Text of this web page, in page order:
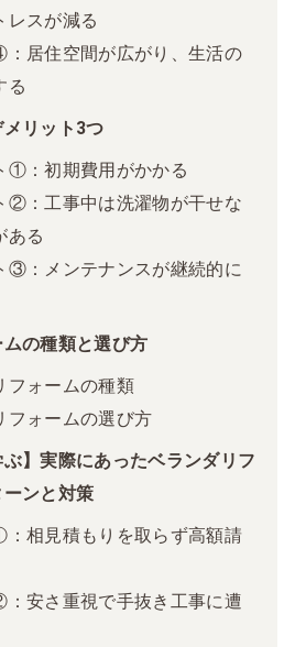
レスが減る
居住空間が広がり、生活の
る
リット3つ
①：初期費用がかかる
②：工事中は洗濯物が干せな
ある
③：メンテナンスが継続的に
の種類と選び方
フォームの種類
フォームの選び方
ぶ】実際にあったベランダリフ
ンと対策
相見積もりを取らず高額請
安さ重視で手抜き工事に遭